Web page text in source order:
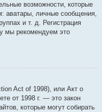
возможности, которые
аватары, личные сообщения,
и т. д. Регистрация
мы рекомендуем это
Act of 1998), или Акт о
от 1998 г. — это закон
которые могут собирать